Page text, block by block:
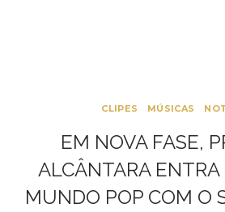
CLIPES MÚSICAS
EM NOVA FASE,
ALCÂNTARA
MUNDO POP COM O